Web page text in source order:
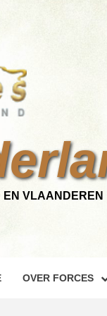
EN VLAANDEREN
OVER FORCES